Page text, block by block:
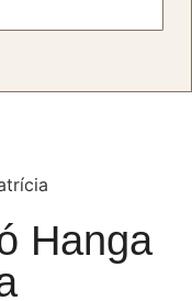
Hanga